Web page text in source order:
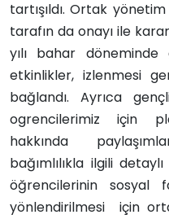
tartışıldı. Ortak
tarafın da onayı ile
yılı bahar döneminde
etkinlikler, izlenmesi
bağlandı. Ayrıca
ogrencilerimiz için
hakkında
bağımlılıkla ilgili
öğrencilerinin sosyal
yönlendirilmesi için